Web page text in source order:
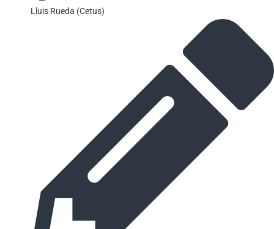
Lluis Rueda (Cetus)